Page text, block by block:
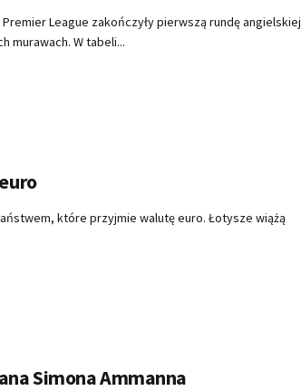
League zakończyły pierwszą rundę angielskiej
murawach. W tabeli...
które przyjmie walutę euro. Łotysze wiążą
Simona Ammanna